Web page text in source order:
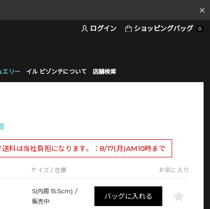
ログイン ショッピングバッグ 0
エリー イル ビゾンテについて 店舗検索
料は当社負担になります。：8/17(月)AM10時まで
サイズ / 在庫 お気に入り
S(内周 15.5cm) /
販売中
バッグに入れる